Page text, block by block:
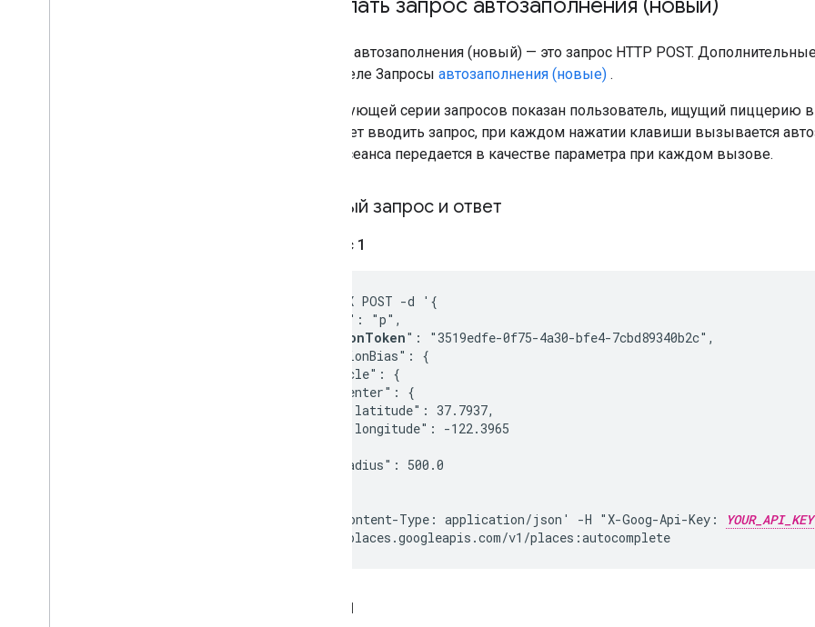
Запрос автозаполнения (новый) — это запрос HTTP POST.
в разделе Запросы автозаполнения (новые) .
В следующей серии запросов показан пользователь, ищущий пиццерию
начинает вводить запрос, при каждом нажатии клавиши вызывается
токен сеанса передается в качестве параметра при каждом вызове.
Первый запрос и ответ
Запрос 1
curl -X POST -d '{
  "input": "p",
sessionToken": "3519edfe-0f75-4a30-bfe4-7cbd89340b2c",
  "locationBias": {
    "circle": {
      "center": {
        "latitude": 37.7937,
        "longitude": -122.3965
      "radius": 500.0
}' -H 'Content-Type: application/json' -H "X-Goog-Api-Key:
YOUR_API_KEY
Ответ 1